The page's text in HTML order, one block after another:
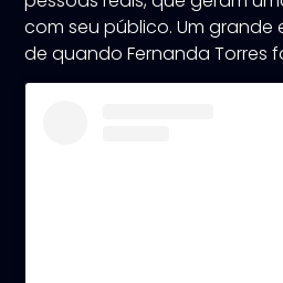
com seu público. Um grande
de quando Fernanda Torres